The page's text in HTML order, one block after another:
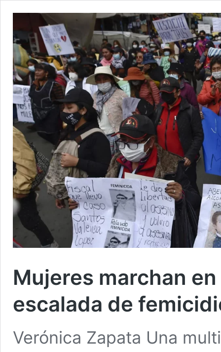
Mujeres marchan
escalada de
Verónica Zapata Una